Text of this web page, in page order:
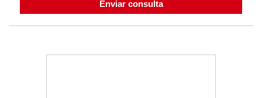
Enviar consulta